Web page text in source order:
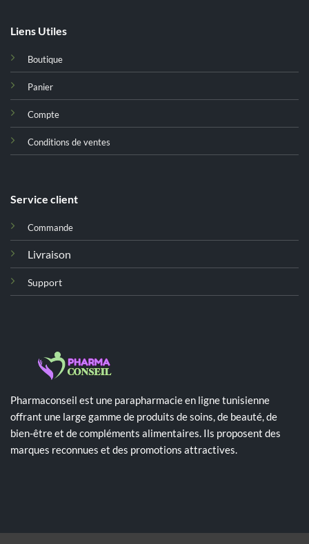
Liens Utiles
Boutique
Panier
Compte
Conditions de ventes
Service client
Commande
Livraison
Support
Pharmaconseil est une parapharmacie en ligne tunisienne
offrant une large gamme de produits de soins, de beauté, de
bien-être et de compléments alimentaires. Ils proposent des
marques reconnues et des promotions attractives.